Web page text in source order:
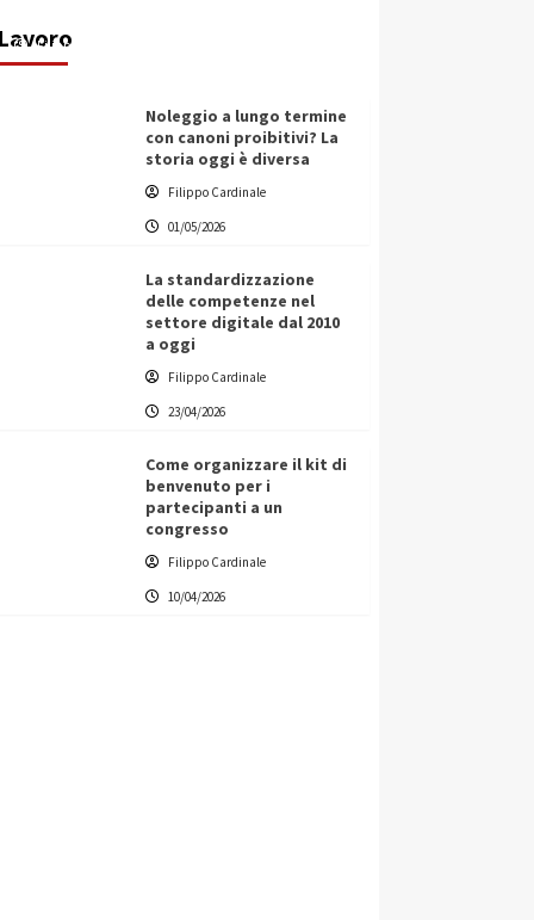
LavoroFilippo Cardinale
Noleggio a lungo termine
con canoni proibitivi? La
storia oggi è diversa
Filippo Cardinale
01/05/2026
La standardizzazione
delle competenze nel
settore digitale dal 2010
a oggi
Filippo Cardinale
23/04/2026
Come organizzare il kit di
benvenuto per i
partecipanti a un
congresso
Filippo Cardinale
10/04/2026